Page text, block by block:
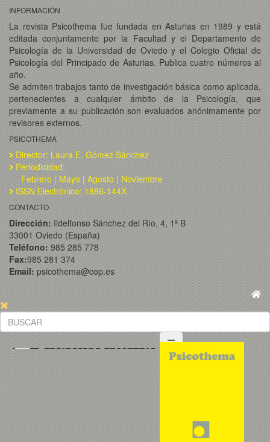
INFORMACIÓN
La revista Psicothema fue fundada en Asturias en 1989 y está
editada conjuntamente por la Facultad y el Departamento de
Psicología de la Universidad de Oviedo y el Colegio Oficial de
Psicología del Principado de Asturias. Publica cuatro números al
año.
Se admiten trabajos tanto de investigación básica como aplicada,
pertenecientes a cualquier ámbito de la Psicología, que
previamente a su publicación son evaluados anónimamente por
revisores externos.
PSICOTHEMA
Director: Laura E. Gómez Sánchez
Periodicidad:
Febrero | Mayo | Agosto | Noviembre
ISSN Electrónico: 1886-144X
CONTACTO
Dirección: Ildelfonso Sánchez del Río, 4, 1º B
33001 Oviedo (España)
Teléfono: 985 285 778
Fax:985 281 374
Email: psicothema@cop.es